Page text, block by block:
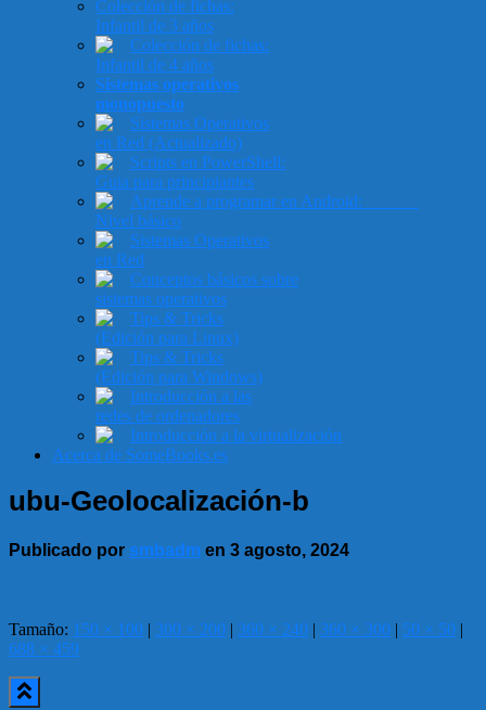
Colección de fichas:
Infantil de 3 años
Colección de fichas:
Infantil de 4 años
Sistemas operativos
monopuesto
Sistemas Operativos
en Red (Actualizado)
Scripts en PowerShell:
Guia para principiantes
Aprende a programar en Android:
Nivel básico
Sistemas Operativos
en Red
Conceptos básicos sobre
sistemas operativos
Tips & Tricks
(Edición para Linux)
Tips & Tricks
(Edición para Windows)
Introducción a las
redes de ordenadores
Introducción a la virtualización
Acerca de SomeBooks.es
ubu-Geolocalización-b
Publicado por smbadm en 3 agosto, 2024
Tamaño: 150 × 100 | 300 × 200 | 360 × 240 | 360 × 300 | 50 × 50 |
688 × 459